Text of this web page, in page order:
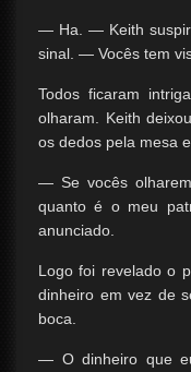
— Ha. — Keith
sinal. — Vocês tem
Todos ficaram
olharam. Keith
os dedos pela mesa
— Se vocês
quanto é o meu
anunciado.
Logo foi revelado o
dinheiro em vez de
boca.
— O dinheiro que